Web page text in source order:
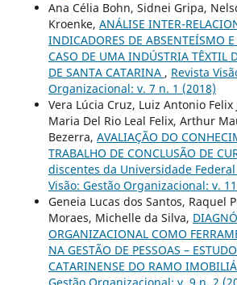
Ana Célia Bohn, Sidnei Gripa,
Kroenke, ANÁLISE INTER-
INDICADORES DE ABSENTEÍSMO
CASO DE UMA INDÚSTRIA TÊXTIL
DE SANTA CATARINA , Revista
Organizacional: v. 7 n. 1 (2018)
Vera Lúcia Cruz, Luiz Antonio Felix
Maria Del Rio Leal Felix, Arthur
Bezerra, AVALIAÇÃO DO
TRABALHO DE CONCLUSÃO DE
discentes da Universidade
Visão: Gestão Organizacional: v.
Geneia Lucas dos Santos, Raquel
Moraes, Michelle da Silva,
ORGANIZACIONAL COMO
NA GESTÃO DE PESSOAS –
CATARINENSE DO RAMO